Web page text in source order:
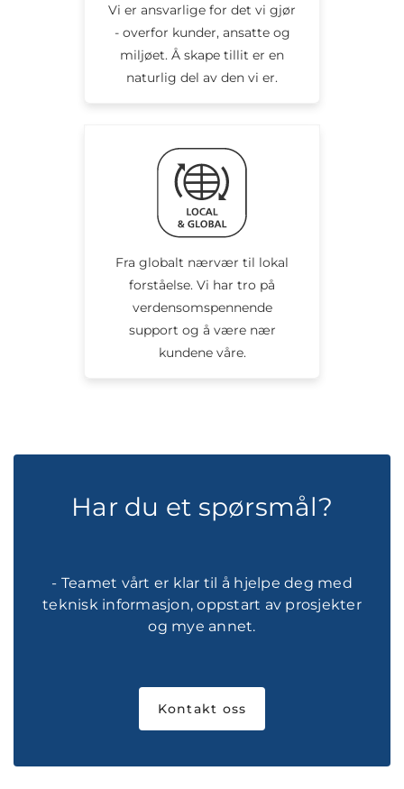
Vi er ansvarlige for det vi gjør
- overfor kunder, ansatte og
miljøet. Å skape tillit er en
naturlig del av den vi er.
Fra globalt nærvær til lokal
forståelse. Vi har tro på
verdensomspennende
support og å være nær
kundene våre.
Har du et spørsmål?
- Teamet vårt er klar til å hjelpe deg med
teknisk informasjon, oppstart av prosjekter
og mye annet.
Kontakt oss